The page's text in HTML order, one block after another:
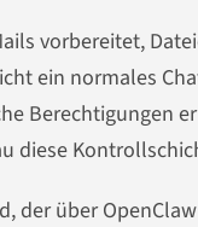
vorbereitet,
ein normales
Berechtigungen
diese
der über